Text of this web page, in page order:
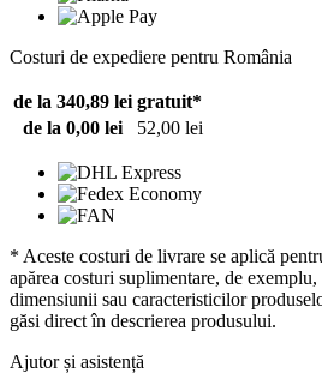
Costuri de expediere pentru România
de la 340,89 lei gratuit*
de la 0,00 lei
52,00 lei
* Aceste costuri de livrare se aplică
apărea costuri suplimentare, de
dimensiunii sau caracteristicilor
găsi direct în descrierea produsului.
Ajutor și asistență